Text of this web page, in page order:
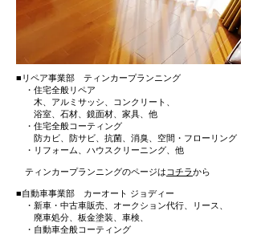
■リペア事業部 ティンカープランニング
・住宅全般リペア
木、アルミサッシ、コンクリート、
浴室、石材、鏡面材、家具、他
・住宅全般コーティング
防カビ、防サビ、抗菌、消臭、空間・フローリング
・リフォーム、ハウスクリーニング、他
ティンカープランニングのページは コチラから
■自動車事業部 カーオート ジョディー
・新車・中古車販売、オークション代行、リース、
廃車処分、板金塗装、車検、
・自動車全般コーティング